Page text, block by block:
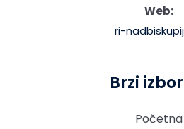
Web:
ri-
Brzi
Početna